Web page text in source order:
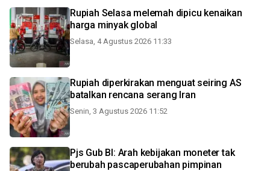
Rupiah Selasa melemah dipicu kenaikan
harga minyak global
Selasa, 4 Agustus 2026 11:33
Rupiah diperkirakan menguat seiring AS
batalkan rencana serang Iran
Senin, 3 Agustus 2026 11:52
Pjs Gub BI: Arah kebijakan moneter tak
berubah pascaperubahan pimpinan